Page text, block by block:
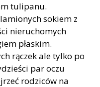
tulipanu.
sokiem z
nieruchomych
płaskim.
rączek ale tylko po
par oczu
rodziców na